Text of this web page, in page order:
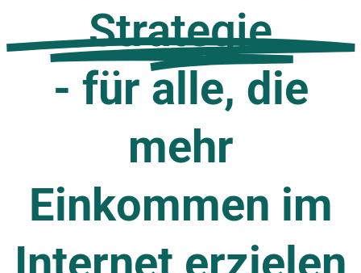
Strategie
- für alle, die
mehr
Einkommen im